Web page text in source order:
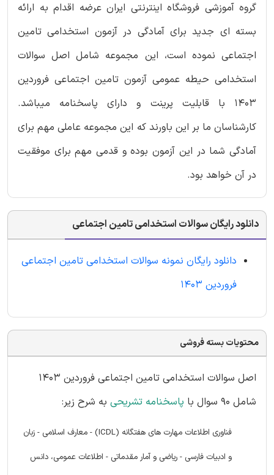
گروه آموزشی فروشگاه اینترنتی ایران عرضه اقدام به ارائه
بسته ای جدید برای آمادگی در آزمون استخدامی تامین
اجتماعی نموده است، این مجموعه شامل اصل سوالات
استخدامی حیطه عمومی آزمون تامین اجتماعی فروردین
1403 با قابلیت پرینت و دارای پاسخنامه میباشد.
کارشناسان ما بر این باورند که این مجموعه عاملی مهم برای
آمادگی شما در این آزمون بوده و قدمی مهم برای موفقیت
در آن خواهد بود.
دانلود رایگان سوالات استخدامی تامین اجتماعی
دانلود رایگان نمونه سوالات استخدامی تامین اجتماعی
فروردین 1403
محتویات بسته فروشی
اصل سوالات استخدامی تامین اجتماعی فروردین 1403
شامل 90 سوال با
پاسخنامه تشریحی به شرح زیر:
فناوری اطلاعات مهارت های هفتگانه (ICDL) - معارف اسلامی - زبان
و ادبیات فارسی - ریاضی و آمار مقدماتی - اطلاعات عمومی، دانس